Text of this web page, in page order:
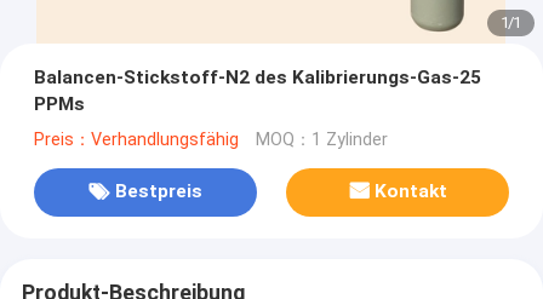
1/1
Balancen-Stickstoff-N2 des Kalibrierungs-Gas-25
PPMs
Preis：Verhandlungsfähig MOQ：1 Zylinder
Bestpreis Kontakt
Produkt-Beschreibung